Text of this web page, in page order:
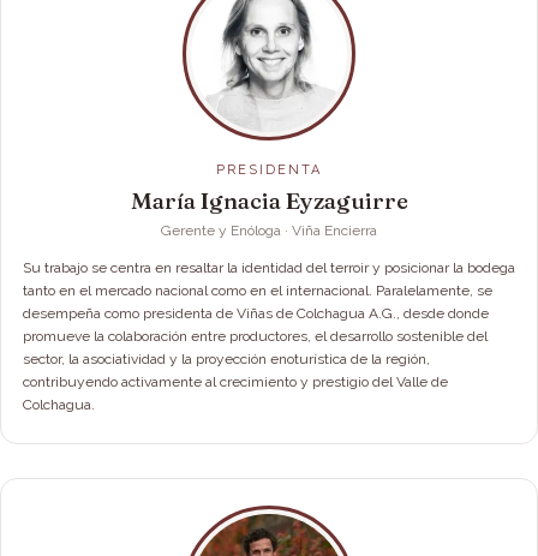
PRESIDENTA
María Ignacia Eyzaguirre
Gerente y Enóloga · Viña Encierra
Su trabajo se centra en resaltar la identidad del terroir y posicionar la bodega
tanto en el mercado nacional como en el internacional. Paralelamente, se
desempeña como presidenta de Viñas de Colchagua A.G., desde donde
promueve la colaboración entre productores, el desarrollo sostenible del
sector, la asociatividad y la proyección enoturística de la región,
contribuyendo activamente al crecimiento y prestigio del Valle de
Colchagua.